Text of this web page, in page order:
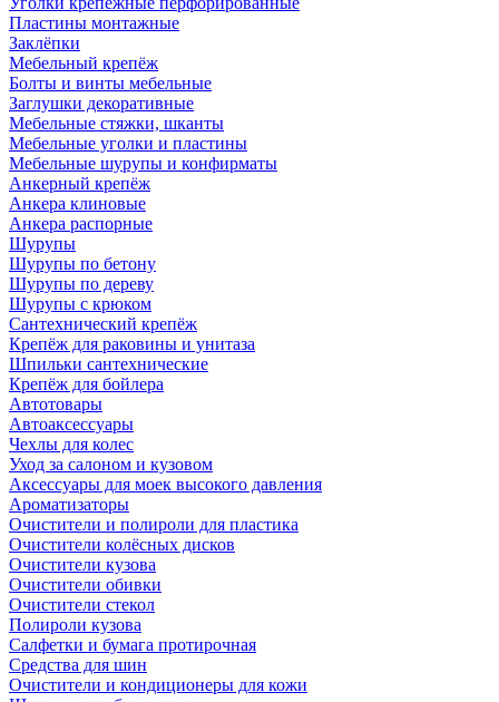
Пластины монтажные
Заклёпки
Мебельный крепёж
Болты и винты мебельные
Заглушки декоративные
Мебельные стяжки, шканты
Мебельные уголки и пластины
Мебельные шурупы и конфирматы
Анкерный крепёж
Анкера клиновые
Анкера распорные
Шурупы
Шурупы по бетону
Шурупы по дереву
Шурупы с крюком
Сантехнический крепёж
Крепёж для раковины и унитаза
Шпильки сантехнические
Крепёж для бойлера
Автотовары
Автоаксессуары
Чехлы для колес
Уход за салоном и кузовом
Аксессуары для моек высокого давления
Ароматизаторы
Очистители и полироли для пластика
Очистители колёсных дисков
Очистители кузова
Очистители обивки
Очистители стекол
Полироли кузова
Салфетки и бумага протирочная
Средства для шин
Очистители и кондиционеры для кожи